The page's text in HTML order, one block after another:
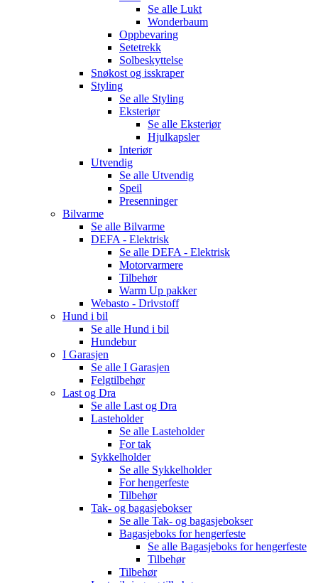
Se alle Lukt
Wonderbaum
Oppbevaring
Setetrekk
Solbeskyttelse
Snøkost og isskraper
Styling
Se alle Styling
Eksteriør
Se alle Eksteriør
Hjulkapsler
Interiør
Utvendig
Se alle Utvendig
Speil
Presenninger
Bilvarme
Se alle Bilvarme
DEFA - Elektrisk
Se alle DEFA - Elektrisk
Motorvarmere
Tilbehør
Warm Up pakker
Webasto - Drivstoff
Hund i bil
Se alle Hund i bil
Hundebur
I Garasjen
Se alle I Garasjen
Felgtilbehør
Last og Dra
Se alle Last og Dra
Lasteholder
Se alle Lasteholder
For tak
Sykkelholder
Se alle Sykkelholder
For hengerfeste
Tilbehør
Tak- og bagasjebokser
Se alle Tak- og bagasjebokser
Bagasjeboks for hengerfeste
Se alle Bagasjeboks for hengerfeste
Tilbehør
Tilbehør